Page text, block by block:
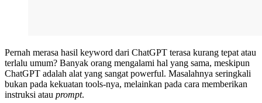
Pernah merasa hasil keyword dari ChatGPT terasa kurang tepat atau
terlalu umum? Banyak orang mengalami hal yang sama, meskipun
ChatGPT adalah alat yang sangat powerful. Masalahnya seringkali
bukan pada kekuatan tools-nya, melainkan pada cara memberikan
instruksi atau prompt.